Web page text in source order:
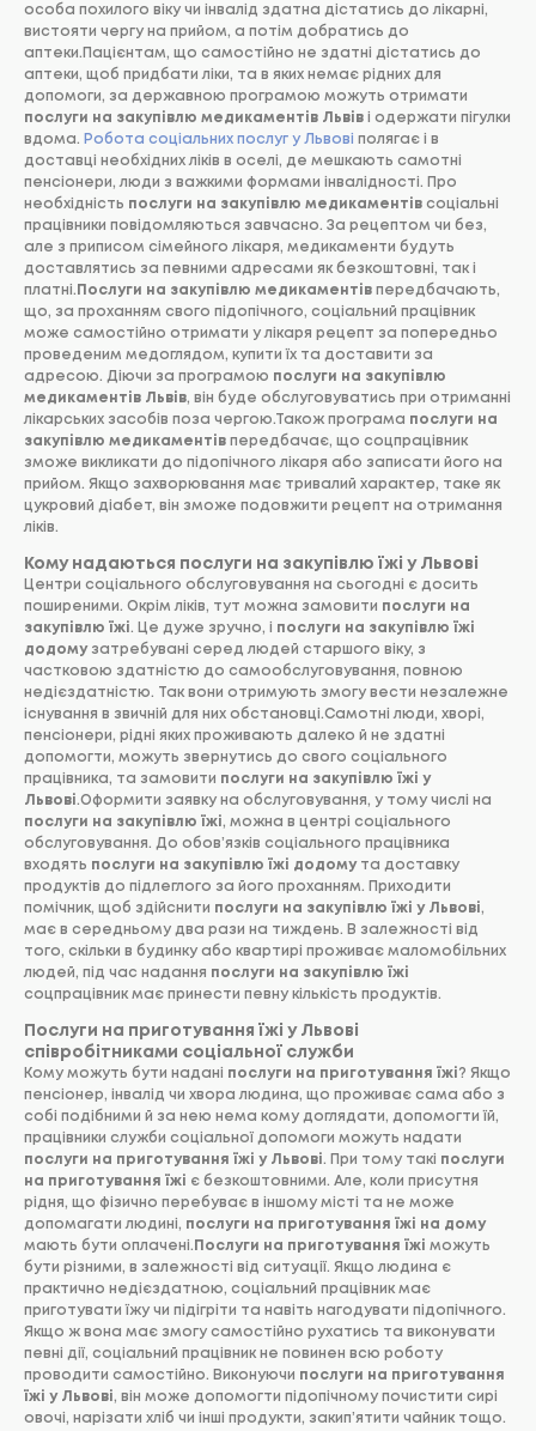
особа похилого віку чи інвалід здатна дістатись до лікарні,
вистояти чергу на прийом, а потім добратись до
аптеки.Пацієнтам, що самостійно не здатні дістатись до
аптеки, щоб придбати ліки, та в яких немає рідних для
допомоги, за державною програмою можуть отримати
послуги на закупівлю медикаментів Львів і одержати пігулки
вдома. Робота соціальних послуг у Львові полягає і в
доставці необхідних ліків в оселі, де мешкають самотні
пенсіонери, люди з важкими формами інвалідності. Про
необхідність послуги на закупівлю медикаментів соціальні
працівники повідомляються завчасно. За рецептом чи без,
але з приписом сімейного лікаря, медикаменти будуть
доставлятись за певними адресами як безкоштовні, так і
платні. Послуги на закупівлю медикаментів передбачають,
що, за проханням свого підопічного, соціальний працівник
може самостійно отримати у лікаря рецепт за попередньо
проведеним медоглядом, купити їх та доставити за
адресою. Діючи за програмою послуги на закупівлю
медикаментів Львів, він буде обслуговуватись при отриманні
лікарських засобів поза чергою.Також програма послуги на
закупівлю медикаментів передбачає, що соцпрацівник
зможе викликати до підопічного лікаря або записати його на
прийом. Якщо захворювання має тривалий характер, таке як
цукровий діабет, він зможе подовжити рецепт на отримання
ліків.
Кому надаються послуги на закупівлю їжі у Львові
Центри соціального обслуговування на сьогодні є досить
поширеними. Окрім ліків, тут можна замовити послуги на
закупівлю їжі. Це дуже зручно, і послуги на закупівлю їжі
додомузатребувані серед людей старшого віку, з
частковою здатністю до самообслуговування, повною
недієздатністю. Так вони отримують змогу вести незалежне
існування в звичній для них обстановці.Самотні люди, хворі,
пенсіонери, рідні яких проживають далеко й не здатні
допомогти, можуть звернутись до свого соціального
працівника, та замовити послуги на закупівлю їжі у
Львові.Оформити заявку на обслуговування, у тому числі на
послуги на закупівлю їжі, можна в центрі соціального
обслуговування. До обов’язків соціального працівника
входять послуги на закупівлю їжі додомута доставку
продуктів до підлеглого за його проханням. Приходити
помічник, щоб здійснити послуги на закупівлю їжі у Львові,
має в середньому два рази на тиждень. В залежності від
того, скільки в будинку або квартирі проживає маломобільних
людей, під час надання послуги на закупівлю їжі
соцпрацівник має принести певну кількість продуктів.
Послуги на приготування їжі у Львові
співробітниками соціальної служби
Кому можуть бути надані послуги на приготування їжі? Якщо
пенсіонер, інвалід чи хвора людина, що проживає сама або з
собі подібними й за нею нема кому доглядати, допомогти їй,
працівники служби соціальної допомоги можуть надати
послуги на приготування їжі у Львові. При тому такі послуги
на приготування їжі є безкоштовними. Але, коли присутня
рідня, що фізично перебуває в іншому місті та не може
допомагати людині, послуги на приготування їжі на дому
мають бути оплачені. Послуги на приготування їжі можуть
бути різними, в залежності від ситуації. Якщо людина є
практично недієздатною, соціальний працівник має
приготувати їжу чи підігріти та навіть нагодувати підопічного.
Якщо ж вона має змогу самостійно рухатись та виконувати
певні дії, соціальний працівник не повинен всю роботу
проводити самостійно. Виконуючи послуги на приготування
їжі у Львові, він може допомогти підопічному почистити сирі
овочі, нарізати хліб чи інші продукти, закип’ятити чайник тощо.